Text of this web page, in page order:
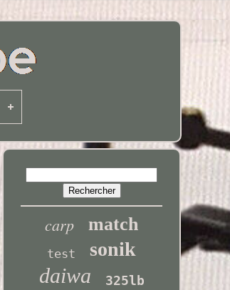
carp match
test sonik
daiwa
325lb